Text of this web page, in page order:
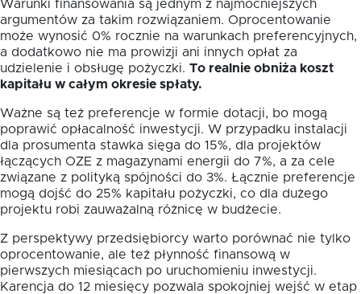
Warunki finansowania są jednym z najmocniejszych
argumentów za takim rozwiązaniem. Oprocentowanie
może wynosić 0% rocznie na warunkach preferencyjnych,
a dodatkowo nie ma prowizji ani innych opłat za
udzielenie i obsługę pożyczki. To realnie obniża koszt
kapitału w całym okresie spłaty.
Ważne są też preferencje w formie dotacji, bo mogą
poprawić opłacalność inwestycji. W przypadku instalacji
dla prosumenta stawka sięga do 15%, dla projektów
łączących OZE z magazynami energii do 7%, a za cele
związane z polityką spójności do 3%. Łącznie preferencje
mogą dojść do 25% kapitału pożyczki, co dla dużego
projektu robi zauważalną różnicę w budżecie.
Z perspektywy przedsiębiorcy warto porównać nie tylko
oprocentowanie, ale też płynność finansową w
pierwszych miesiącach po uruchomieniu inwestycji.
Karencja do 12 miesięcy pozwala spokojniej wejść w etap